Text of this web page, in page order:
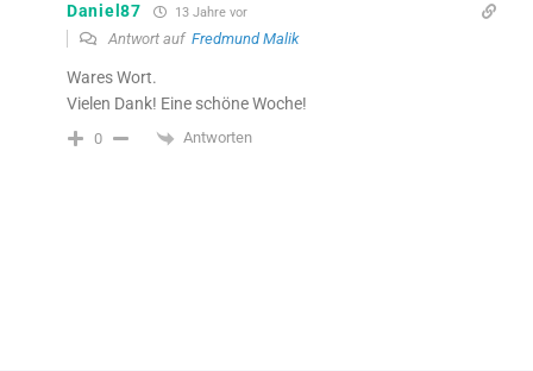
Daniel87 13 Jahre vor
Antwort auf Fredmund Malik
Wares Wort.
Vielen Dank! Eine schöne Woche!
0 Antworten